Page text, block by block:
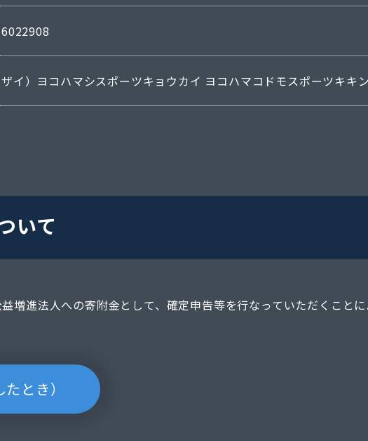
6022908
ザイ）ヨコハマシスポーツキョウカイ ヨコハマコドモスポーツキキ
いて
増進法人への寄附金として、確定申告等を行なっていただくこと
とき）